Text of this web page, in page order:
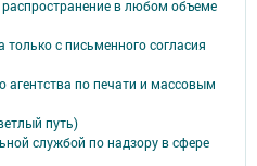
распространение в любом объеме
с письменного согласия
агентства по печати и массовым
путь)
службой по надзору в сфере